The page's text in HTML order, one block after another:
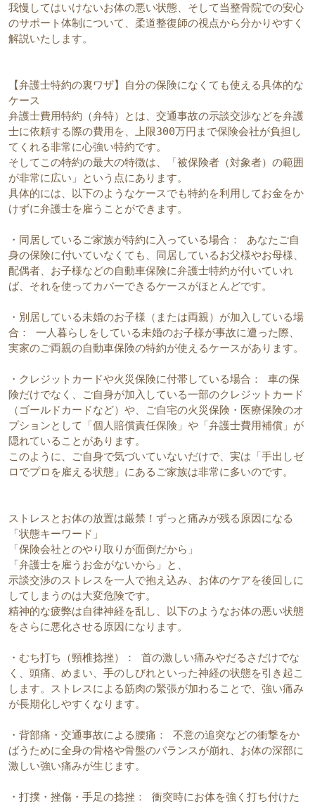
我慢してはいけないお体の悪い状態、そして当整骨院での安心
のサポート体制について、柔道整復師の視点から分かりやすく
解説いたします。
【弁護士特約の裏ワザ】自分の保険になくても使える具体的な
ケース
弁護士費用特約（弁特）とは、交通事故の示談交渉などを弁護
士に依頼する際の費用を、上限300万円まで保険会社が負担し
てくれる非常に心強い特約です。
そしてこの特約の最大の特徴は、「被保険者（対象者）の範囲
が非常に広い」という点にあります。
具体的には、以下のようなケースでも特約を利用してお金をか
けずに弁護士を雇うことができます。
・同居しているご家族が特約に入っている場合： あなたご自
身の保険に付いていなくても、同居しているお父様やお母様、
配偶者、お子様などの自動車保険に弁護士特約が付いていれ
ば、それを使ってカバーできるケースがほとんどです。
・別居している未婚のお子様（または両親）が加入している場
合： 一人暮らしをしている未婚のお子様が事故に遭った際、
実家のご両親の自動車保険の特約が使えるケースがあります。
・クレジットカードや火災保険に付帯している場合： 車の保
険だけでなく、ご自身が加入している一部のクレジットカード
（ゴールドカードなど）や、ご自宅の火災保険・医療保険のオ
プションとして「個人賠償責任保険」や「弁護士費用補償」が
隠れていることがあります。
このように、ご自身で気づいていないだけで、実は「手出しゼ
ロでプロを雇える状態」にあるご家族は非常に多いのです。
ストレスとお体の放置は厳禁！ずっと痛みが残る原因になる
「状態キーワード」
「保険会社とのやり取りが面倒だから」
「弁護士を雇うお金がないから」と、
示談交渉のストレスを一人で抱え込み、お体のケアを後回しに
してしまうのは大変危険です。
精神的な疲弊は自律神経を乱し、以下のようなお体の悪い状態
をさらに悪化させる原因になります。
・むち打ち（頸椎捻挫）： 首の激しい痛みやだるさだけでな
く、頭痛、めまい、手のしびれといった神経の状態を引き起こ
します。ストレスによる筋肉の緊張が加わることで、強い痛み
が長期化しやすくなります。
・背部痛・交通事故による腰痛： 不意の追突などの衝撃をか
ばうために全身の骨格や骨盤のバランスが崩れ、お体の深部に
激しい強い痛みが生じます。
・打撲・挫傷・手足の捻挫： 衝突時にお体を強く打ち付けた